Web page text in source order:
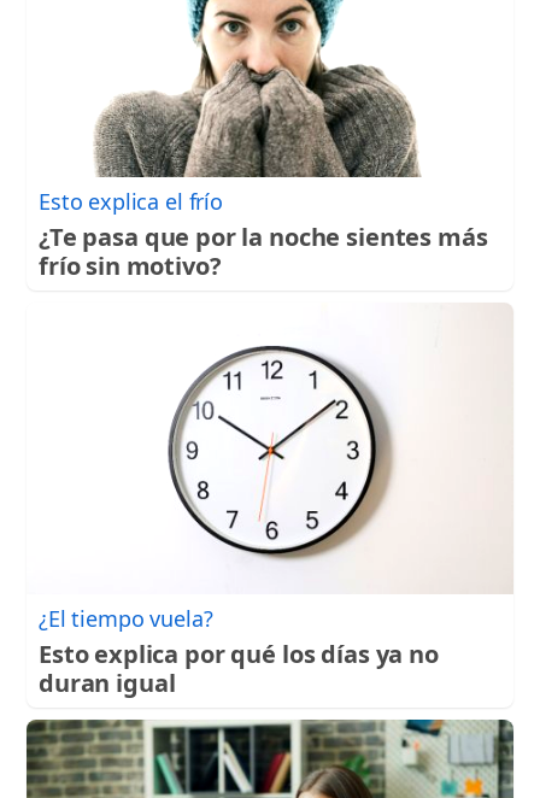
Esto explica el frío
¿Te pasa que por la noche sientes más
frío sin motivo?
¿El tiempo vuela?
Esto explica por qué los días ya no
duran igual